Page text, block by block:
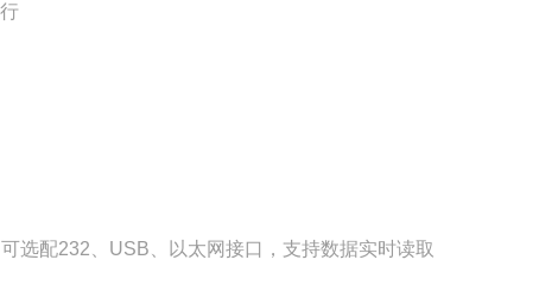
选配232、USB、以太网接口，支持数据实时读取